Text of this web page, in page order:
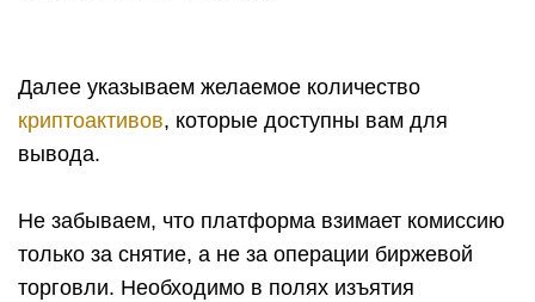
Далее указываем желаемое количество
криптоактивов, которые доступны вам для
вывода.
Не забываем, что платформа взимает комиссию
только за снятие, а не за операции биржевой
торговли. Необходимо в полях изъятия